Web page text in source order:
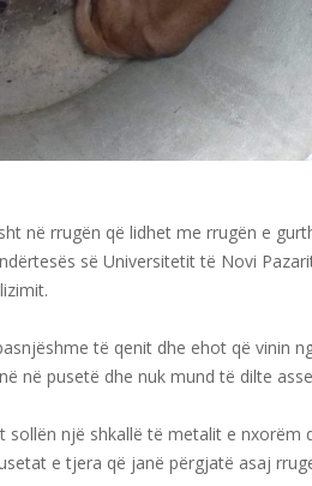
në rrugën që lidhet me rrugën e
së Universitetit të Novi
të qenit dhe ehot që vinin
në pusetë dhe nuk mund të dilte
sollën një shkallë të metalit e nxorëm
e tjera që janë përgjatë asaj